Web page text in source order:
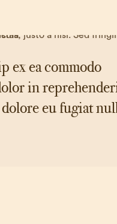
ex ea commodo
in
eu fugiat